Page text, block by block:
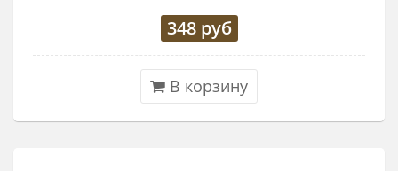
348руб
В корзину